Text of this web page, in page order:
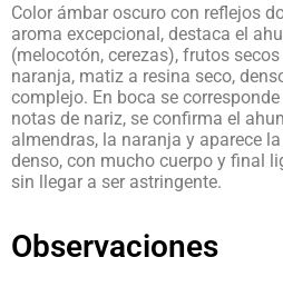
Color ámbar oscuro con reflejos
aroma excepcional, destaca el
(melocotón, cerezas), frutos
naranja, matiz a resina seco,
complejo. En boca se
notas de nariz, se confirma el
almendras, la naranja y aparece
denso, con mucho cuerpo y final
sin llegar a ser astringente.
Observaciones